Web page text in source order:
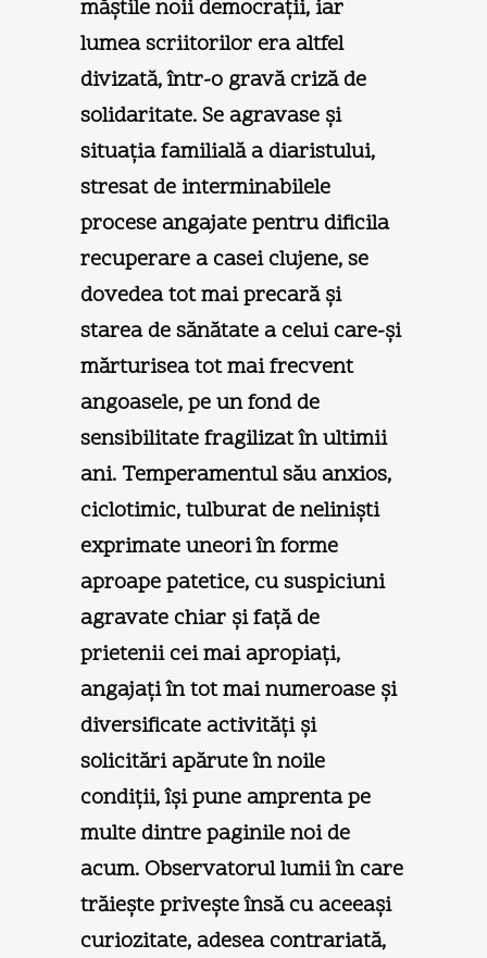
măştile noii democraţii, iar
lumea scriitorilor era altfel
divizată, într-o gravă criză de
solidaritate. Se agravase şi
situaţia familială a diaristului,
stresat de interminabilele
procese angajate pentru dificila
recuperare a casei clujene, se
dovedea tot mai precară şi
starea de sănătate a celui care-şi
mărturisea tot mai frecvent
angoasele, pe un fond de
sensibilitate fragilizat în ultimii
ani. Temperamentul său anxios,
ciclotimic, tulburat de nelinişti
exprimate uneori în forme
aproape patetice, cu suspiciuni
agravate chiar şi faţă de
prietenii cei mai apropiaţi,
angajaţi în tot mai numeroase şi
diversificate activităţi şi
solicitări apărute în noile
condiţii, îşi pune amprenta pe
multe dintre paginile noi de
acum. Observatorul lumii în care
trăieşte priveşte însă cu aceeaşi
curiozitate, adesea contrariată,